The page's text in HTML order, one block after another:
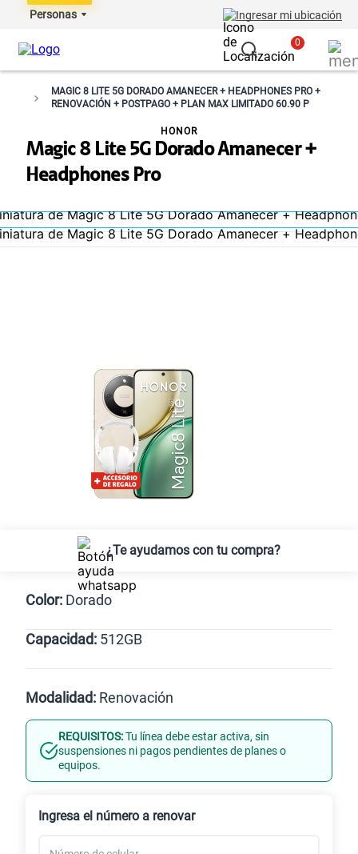
Personas Ingresar mi ubicación
0
MAGIC 8 LITE 5G DORADO AMANECER + HEADPHONES PRO +
RENOVACIÓN + POSTPAGO + PLAN MAX LIMITADO 60.90 P
Magic 8 Lite 5G Dorado Amanecer +
Headphones Pro
HONOR
¿Te ayudamos con tu compra?
Color: Dorado
Capacidad: 512GB
512GB
Modalidad: Renovación
Línea Nueva Portabilidad
REQUISITOS:Tu línea debe estar activa, sin
suspensiones ni pagos pendientes de planes o
equipos.
Ingresa el número a renovar